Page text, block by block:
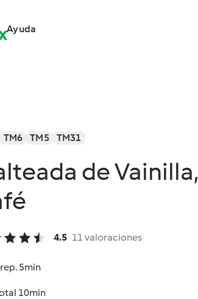
Ayuda
TM6 TM5 TM31
de
4.5 11 valoraciones
5min
10min